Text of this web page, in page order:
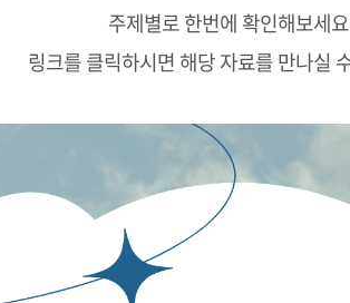
주제별로 한번에 확인해보세
링크를 클릭하시면 해당 자료를 만나실